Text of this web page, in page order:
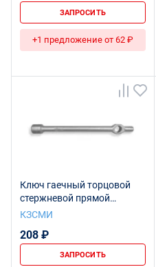
ЗАПРОСИТЬ
+1 предложение от 62 ₽
Ключ гаечный торцовой
стержневой прямой
односторонний S15 L240
КЗСМИ
208 ₽
ЗАПРОСИТЬ